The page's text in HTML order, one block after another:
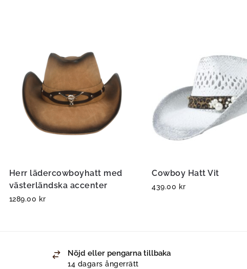
Herr lädercowboyhatt med
västerländska accenter
1289.00 kr
Cowboy Hatt Vit
439.00 kr
Nöjd eller pengarna tillbaka
14 dagars ångerrätt